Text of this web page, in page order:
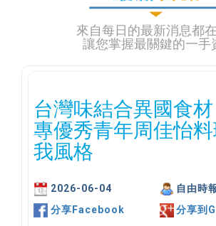
來自每日的最新消息都在
讓您掌握最關鍵的一手
台灣味結合異國食
專優秀青年周佳怡
我風格
2026-06-04
自由時
分享Facebook
分享到